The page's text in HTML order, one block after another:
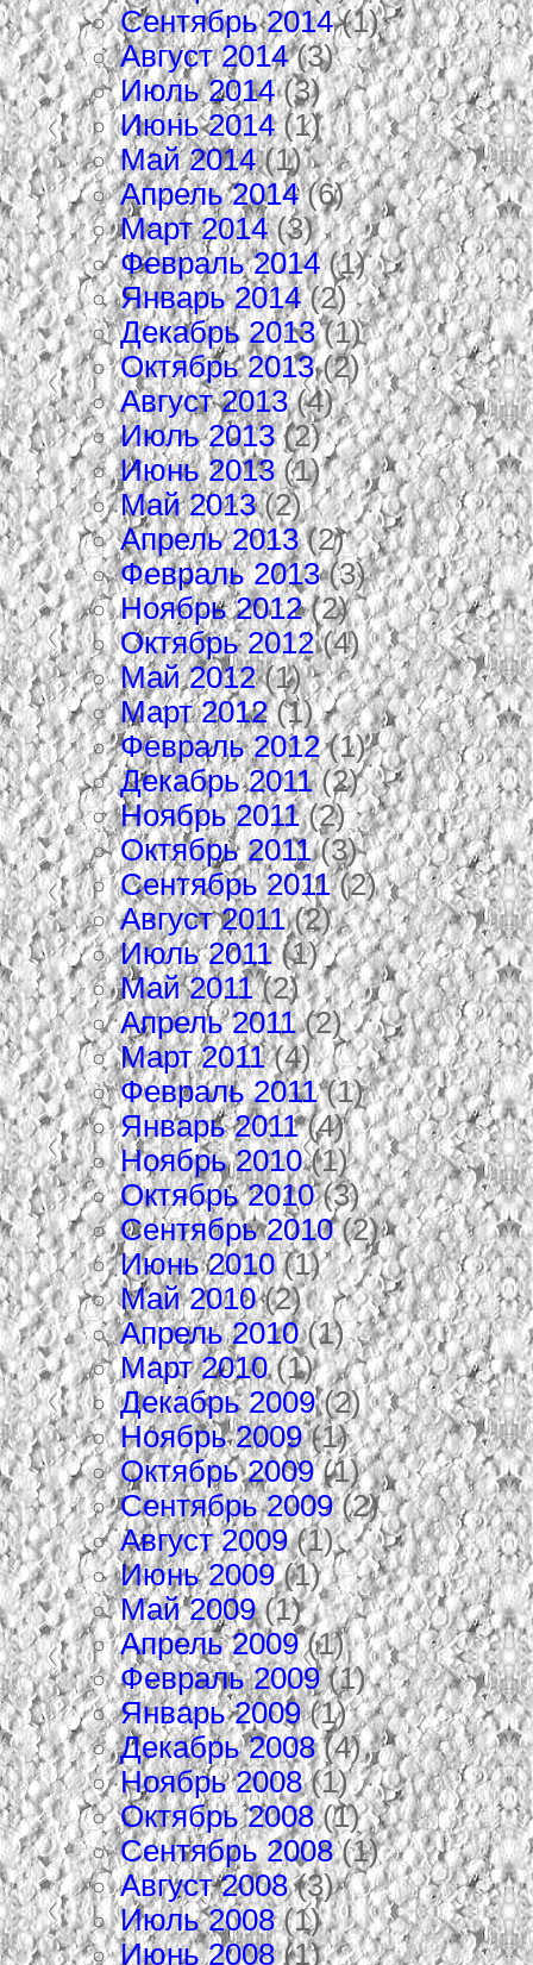
Сентябрь 2014(1)
Август 2014(3)
Июль 2014(3)
Июнь 2014(1)
Май 2014(1)
Апрель 2014(6)
Март 2014(3)
Февраль 2014(1)
Январь 2014(2)
Декабрь 2013(1)
Октябрь 2013(2)
Август 2013(4)
Июль 2013(2)
Июнь 2013(1)
Май 2013(2)
Апрель 2013(2)
Февраль 2013(3)
Ноябрь 2012(2)
Октябрь 2012(4)
Май 2012(1)
Март 2012(1)
Февраль 2012(1)
Декабрь 2011(2)
Ноябрь 2011(2)
Октябрь 2011(3)
Сентябрь 2011(2)
Август 2011(2)
Июль 2011(1)
Май 2011(2)
Апрель 2011(2)
Март 2011(4)
Февраль 2011(1)
Январь 2011(4)
Ноябрь 2010(1)
Октябрь 2010(3)
Сентябрь 2010(2)
Июнь 2010(1)
Май 2010(2)
Апрель 2010(1)
Март 2010(1)
Декабрь 2009(2)
Ноябрь 2009(1)
Октябрь 2009(1)
Сентябрь 2009(2)
Август 2009(1)
Июнь 2009(1)
Май 2009(1)
Апрель 2009(1)
Февраль 2009(1)
Январь 2009(1)
Декабрь 2008(4)
Ноябрь 2008(1)
Октябрь 2008(1)
Сентябрь 2008(1)
Август 2008(3)
Июль 2008(1)
Июнь 2008(1)